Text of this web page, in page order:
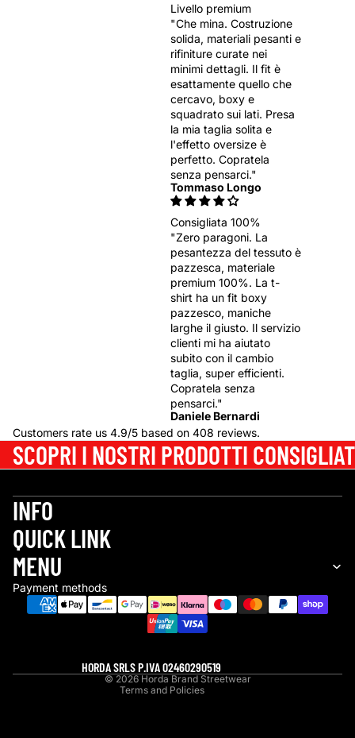
Livello premium
"Che mina. Costruzione
solida, materiali pesanti e
rifiniture curate nei
minimi dettagli. Il fit è
esattamente quello che
cercavo, boxy e
squadrato sui lati. Presa
la mia taglia solita e
l'effetto oversize è
perfetto. Copratela
senza pensarci."
Tommaso Longo
Consigliata 100%
"Zero paragoni. La
pesantezza del tessuto è
pazzesca, materiale
premium 100%. La t-
shirt ha un fit boxy
pazzesco, maniche
larghe il giusto. Il servizio
clienti mi ha aiutato
subito con il cambio
taglia, super efficienti.
Copratela senza
pensarci."
Daniele Bernardi
Customers rate us 4.9/5 based on 408 reviews.
SCOPRI I NOSTRI PRODOTTI
INFO
QUICK LINK
MENU
Payment methods
HORDA SRLS P.IVA 02460290519
© 2026 Horda Brand Streetwear
Terms and Policies
Refund policy
Terms of service
Shipping policy
Legal notice